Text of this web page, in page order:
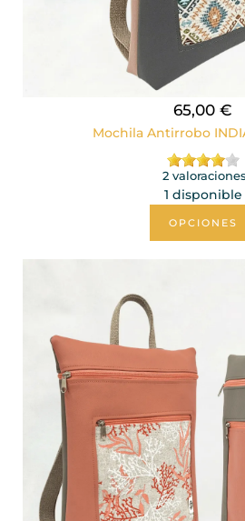
65,00 €
Mochila Antirrobo
2 valoraciones
1 disponible
OPCIONES